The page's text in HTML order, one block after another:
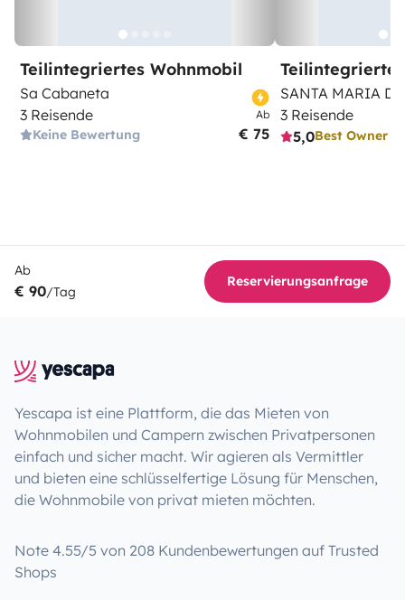
Teilintegriertes Wohnmobil
Sa Cabaneta
3 Reisende
Keine Bewertung
Ab
€ 75
SANTA MARIA
3 Reisende
5,0Best Owner
Ab
€ 90/Tag
Reservierungsanfrage
Yescapa ist eine Plattform, die das Mieten von
Wohnmobilen und Campern zwischen Privatpersonen
einfach und sicher macht. Wir agieren als Vermittler
und bieten eine schlüsselfertige Lösung für Menschen,
die Wohnmobile von privat mieten möchten.
Note 4.55/5 von 208 Kundenbewertungen auf Trusted
Shops